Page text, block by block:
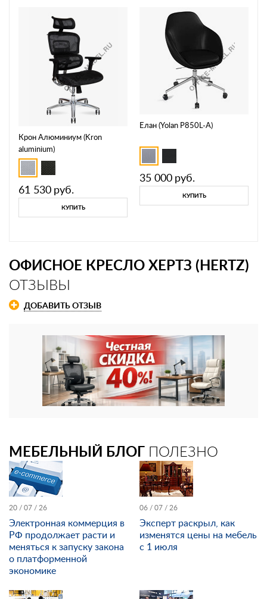
Крон Алюминиум (Kron
aluminium)
61 530 руб.
КУПИТЬ
Елан (Yolan P850L-A)
35 000 руб.
КУПИТЬ
ОФИСНОЕ КРЕСЛО ХЕРТЗ (HERTZ)
ОТЗЫВЫ
ДОБАВИТЬ ОТЗЫВ
МЕБЕЛЬНЫЙ БЛОГ ПОЛЕЗНО
20 / 07 / 26
Электронная коммерция в
РФ продолжает расти и
меняться к запуску закона
о платформенной
экономике
06 / 07 / 26
Эксперт раскрыл, как
изменятся цены на мебель
с 1 июля